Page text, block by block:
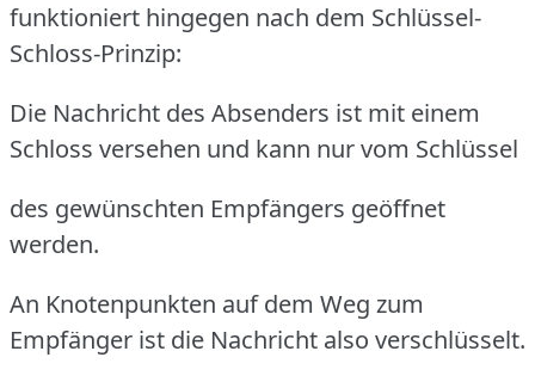
funktioniert hingegen nach dem Schlüssel-
Schloss-Prinzip:
Die Nachricht des Absenders ist mit einem
Schloss versehen und kann nur vom Schlüssel
des gewünschten Empfängers geöffnet
werden.
An Knotenpunkten auf dem Weg zum
Empfänger ist die Nachricht also verschlüsselt.